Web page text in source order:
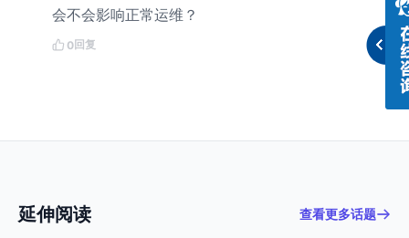
会不会影响正常运维？
0 回复
延伸阅读 查看更多话题